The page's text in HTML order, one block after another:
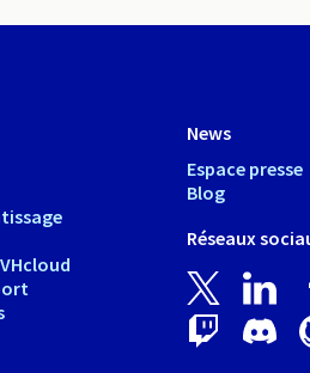
News
Espace presse
Blog
Réseaux